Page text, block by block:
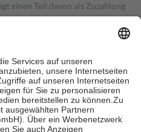
einen Teil davon als Zuzahlung
in Höhe von zehn
nie mehr als die tatsächlichen
auch für Online-Apotheken.
beträgt die
sowie zehn Euro je